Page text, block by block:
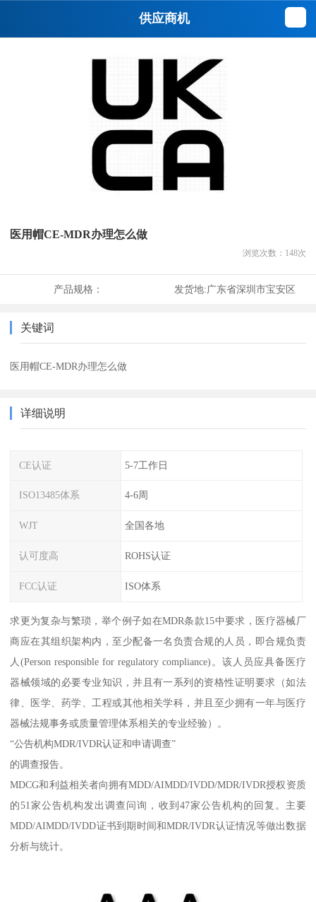
供应商机
医用帽CE-MDR办理怎么做
浏览次数： 148次
产品规格： 发货地:广东省深圳市宝安区
关键词
医用帽CE-MDR办理怎么做
详细说明
CE认证 5-7工作日
ISO13485体系 4-6周
WJT 全国各地
认可度高 ROHS认证
FCC认证 ISO体系
求更为复杂与繁琐，举个例子如在MDR条款15中要求，医疗器械厂
商应在其组织架构内，至少配备一名负责合规的人员，即合规负责
人(Person responsible for regulatory compliance)。该人员应具备医疗
器械领域的必要专业知识，并且有一系列的资格性证明要求（如法
律、医学、药学、工程或其他相关学科，并且至少拥有一年与医疗
器械法规事务或质量管理体系相关的专业经验）。
“公告机构MDR/IVDR认证和申请调查”
的调查报告。
MDCG和利益相关者向拥有MDD/AIMDD/IVDD/MDR/IVDR授权资质
的51家公告机构发出调查问询，收到47家公告机构的回复。主要
MDD/AIMDD/IVDD证书到期时间和MDR/IVDR认证情况等做出数据
分析与统计。